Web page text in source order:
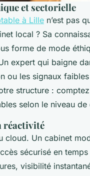
et sectorielle
à Lille n’est pas
local ? Sa
forme de mode
expert qui baigne
ou les signaux
structure :
selon le niveau
réactivité
cloud. Un cabinet
sécurisé en
visibilité